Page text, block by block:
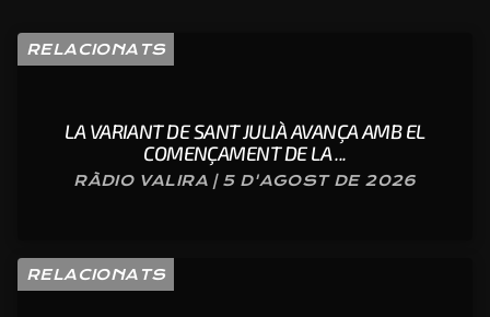
RELACIONATS
LA VARIANT DE SANT JULIÀ AVANÇA AMB EL
COMENÇAMENT DE LA ...
RÀDIO VALIRA | 5 D'AGOST DE 2026
RELACIONATS